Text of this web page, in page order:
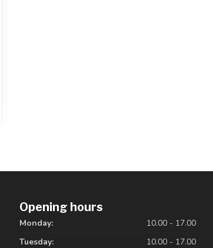
Opening hours
Monday:
10.00 - 17.00
Tuesday:
10.00 - 17.00